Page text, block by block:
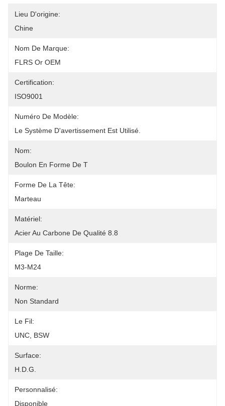
Lieu D'origine:
Chine
Nom De Marque:
FLRS Or OEM
Certification:
ISO9001
Numéro De Modèle:
Le Système D'avertissement Est Utilisé.
Nom:
Boulon En Forme De T
Forme De La Tête:
Marteau
Matériel:
Acier Au Carbone De Qualité 8.8
Plage De Taille:
M3-M24
Norme:
Non Standard
Le Fil:
UNC, BSW
Surface:
H.D.G.
Personnalisé:
Disponible